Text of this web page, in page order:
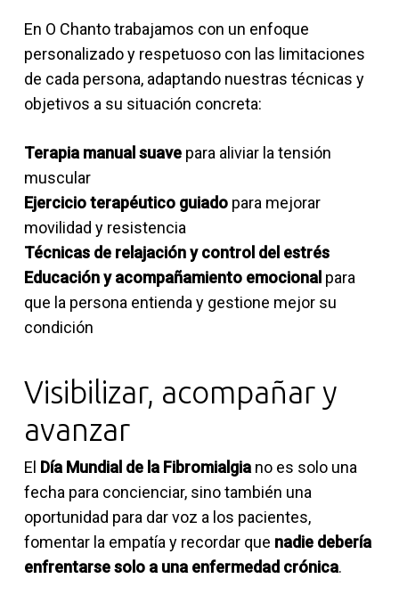
En O Chanto trabajamos con un enfoque
personalizado y respetuoso con las limitaciones
de cada persona, adaptando nuestras técnicas y
objetivos a su situación concreta:
Terapia manual suavepara aliviar la tensión
muscular
Ejercicio terapéutico guiadopara mejorar
movilidad y resistencia
Técnicas de relajación y control del estrés
Educación y acompañamiento emocional para
que la persona entienda y gestione mejor su
condición
Visibilizar, acompañar y
avanzar
El Día Mundial de la Fibromialgiano es solo una
fecha para concienciar, sino también una
oportunidad para dar voz a los pacientes,
fomentar la empatía y recordar que nadie debería
enfrentarse solo a una enfermedad crónica.